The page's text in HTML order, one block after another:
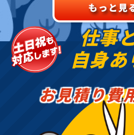
仕事
自身あ
お見積り費